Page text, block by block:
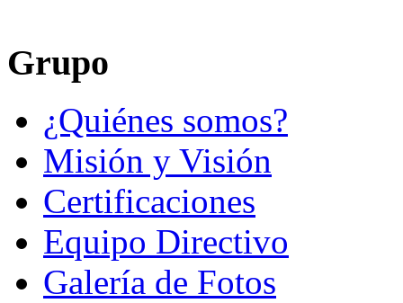
Grupo
¿Quiénes somos?
Misión y Visión
Certificaciones
Equipo Directivo
Galería de Fotos